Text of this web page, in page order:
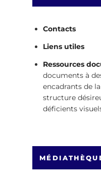
Contacts
Liens utiles
Ressources
documents à
encadrants de
structure
déficients